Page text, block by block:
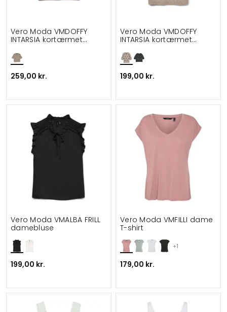
Vero Moda VMDOFFY
INTARSIA kortærmet
259,00 kr.
Vero Moda VMDOFFY
INTARSIA kortærmet
199,00 kr.
Vero Moda VMALBA FRILL
damebluse
199,00 kr.
+1
Vero Moda VMFILLI dame
T-shirt
179,00 kr.